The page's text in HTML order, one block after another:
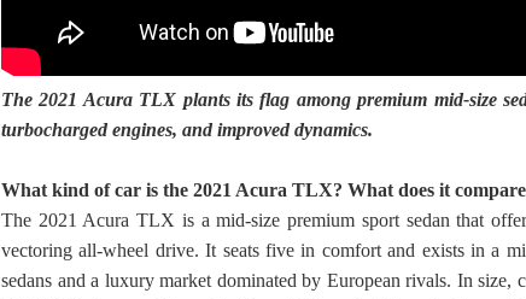
The 2021 Acura TLX plants its flag among premium mid-size
turbocharged engines, and improved dynamics.
What kind of car is the 2021 Acura TLX? What does it
The 2021 Acura TLX is a mid-size premium sport sedan that
vectoring all-wheel drive. It seats five in comfort and exists in a
sedans and a luxury market dominated by European rivals. In size,